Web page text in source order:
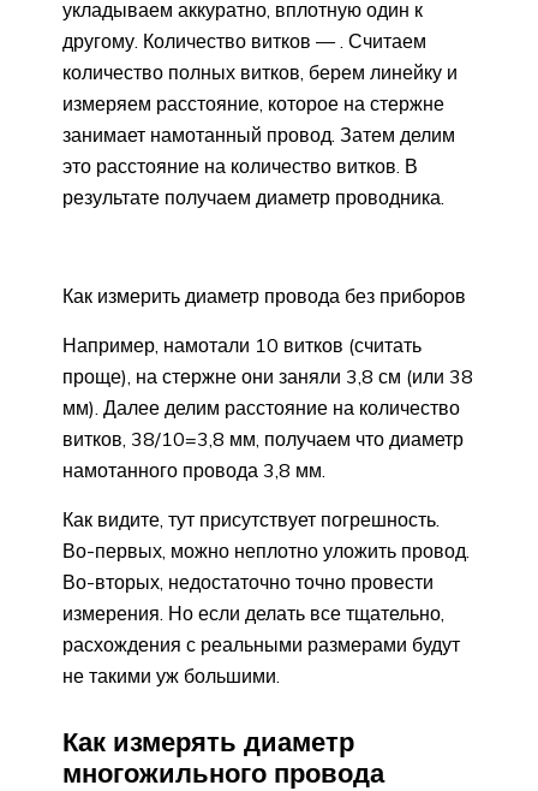
укладываем аккуратно, вплотную один к
другому. Количество витков — . Считаем
количество полных витков, берем линейку и
измеряем расстояние, которое на стержне
занимает намотанный провод. Затем делим
это расстояние на количество витков. В
результате получаем диаметр проводника.
Как измерить диаметр провода без приборов
Например, намотали 10 витков (считать
проще), на стержне они заняли 3,8 см (или 38
мм). Далее делим расстояние на количество
витков, 38/10=3,8 мм, получаем что диаметр
намотанного провода 3,8 мм.
Как видите, тут присутствует погрешность.
Во-первых, можно неплотно уложить провод.
Во-вторых, недостаточно точно провести
измерения. Но если делать все тщательно,
расхождения с реальными размерами будут
не такими уж большими.
Как измерять диаметр
многожильного провода